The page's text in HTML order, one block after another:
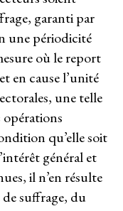
garanti par
une périodicité
où le report
en cause l’unité
une telle
qu’elle soit
général et
il n’en résulte
suffrage, du